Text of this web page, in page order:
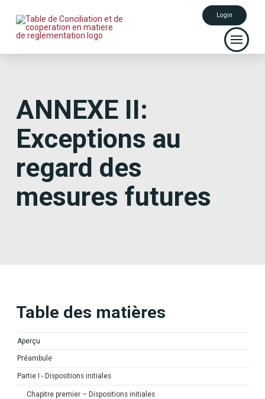
Login
ANNEXE II:
Exceptions au
regard des
mesures futures
Table des matières
Aperçu
Préambule
Partie I - Dispositions initiales
Chapitre premier – Dispositions initiales